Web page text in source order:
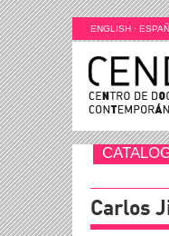
ENGLISH ·
Carlos